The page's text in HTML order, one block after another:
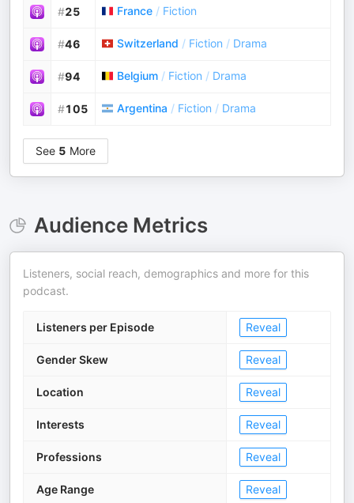
#25 France / Fiction
#46 Switzerland / Fiction / Drama
#94 Belgium / Fiction / Drama
#105 Argentina / Fiction / Drama
See 5 More
Audience Metrics
Listeners, social reach, demographics and more for this
podcast.
Listeners per Episode Reveal
Gender Skew Reveal
Location Reveal
Interests Reveal
Professions Reveal
Age Range Reveal